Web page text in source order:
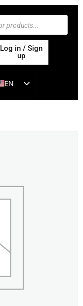
Log in / Sign
up
EN
ES